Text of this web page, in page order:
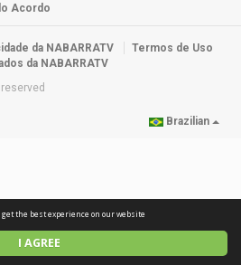
I AGREE
the best experience on our website
Acordo
da NABARRATV
Termos de Uso
da NABARRATV
Brazilian